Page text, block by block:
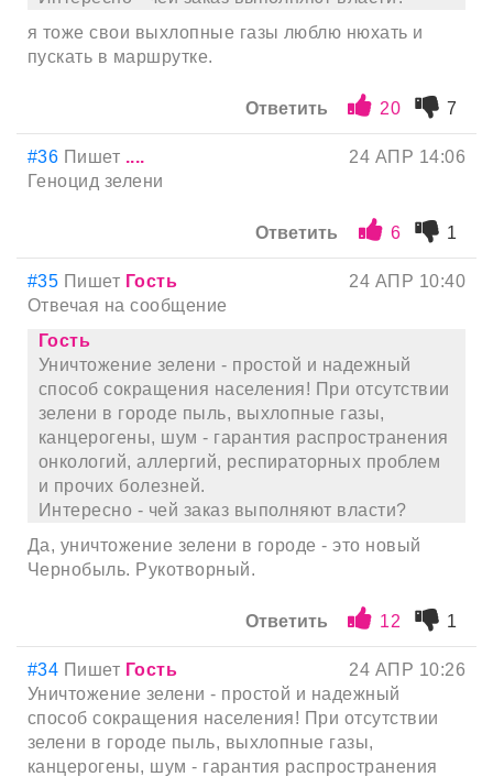
я тоже свои выхлопные газы люблю нюхать и
пускать в маршрутке.
Ответить 20 7
#36 Пишет ....
24 АПР 14:06
Геноцид зелени
Ответить 6 1
#35 Пишет Гость
24 АПР 10:40
Отвечая на сообщение
Гость
Уничтожение зелени - простой и надежный
способ сокращения населения! При отсутствии
зелени в городе пыль, выхлопные газы,
канцерогены, шум - гарантия распространения
онкологий, аллергий, респираторных проблем
и прочих болезней.
Интересно - чей заказ выполняют власти?
Да, уничтожение зелени в городе - это новый
Чернобыль. Рукотворный.
Ответить 12 1
#34 Пишет Гость
24 АПР 10:26
Уничтожение зелени - простой и надежный
способ сокращения населения! При отсутствии
зелени в городе пыль, выхлопные газы,
канцерогены, шум - гарантия распространения